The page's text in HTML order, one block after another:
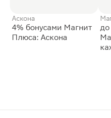
Аскона
4% бонусами Магнит
Плюса: Аскона
до